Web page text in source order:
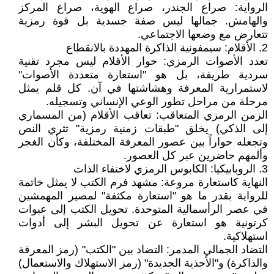
الرواية: صراع الجندر، صراع الهوية، صراع المركز
والهامش. جمالها ليس صفة جسدية بل قوة رمزية
تتعارض مع وضعها الاجتماعي.
2. الأقلام: سيمفونية الذاكرة المهددة بالانقطاع
تعدد الأصوات الرمزي: حوار الأقلام ليس مجرد تقنية
سردية طريفة، بل هو "استعارة متعددة الأصوات"
لاستمرارية المعرفة وهشاشتها في آن. كل قلم يمثل
مرحلة من مراحل تطور الوعي الإنساني وتسجيله.
الزمن الرمزي المتعاقب: تعاقب الأقلام (من المسماري
إلى الذكي) يخلق "طبقات زمنية رمزية" تثري النص
وتجعله حواراً بين عصور المعرفة المختلفة، وكأن الغجر
وألمهم حاضرين عبر كل العصور.
3. الروبابيكيا: الكابوس الرمزي لاختفاء الذات
النهاية كاستعارة مروعة: مشهد فرم الكتب لا يمثل خاتمة
للرواية بقدر ما هو "استعارة مكثفة" لمصير المهمشين
في عصر الرأسمالية المتوحدة. تحويل الكتب إلى عبوات
كرتونية هو استعارة عن تحويل البشر إلى أدوات
استهلاكية.
التضاد الجمالي المدمر: التضاد بين "الكتب" (رمز المعرفة
والذاكرة) و"الأحذية الجديدة" (رمز الاستهلاك والاستعمال)